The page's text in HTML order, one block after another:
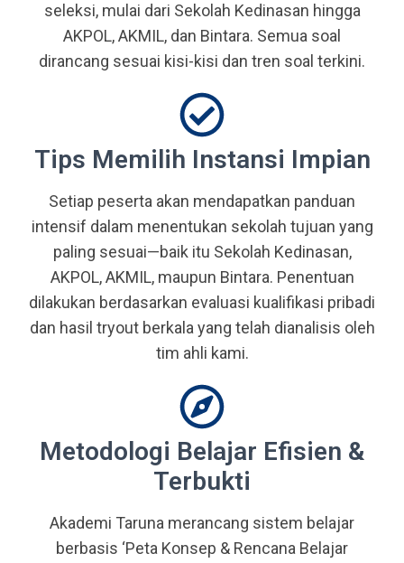
seleksi, mulai dari Sekolah Kedinasan hingga
AKPOL, AKMIL, dan Bintara. Semua soal
dirancang sesuai kisi-kisi dan tren soal terkini.
Tips Memilih Instansi Impian
Setiap peserta akan mendapatkan panduan
intensif dalam menentukan sekolah tujuan yang
paling sesuai—baik itu Sekolah Kedinasan,
AKPOL, AKMIL, maupun Bintara. Penentuan
dilakukan berdasarkan evaluasi kualifikasi pribadi
dan hasil tryout berkala yang telah dianalisis oleh
tim ahli kami.
Metodologi Belajar Efisien &
Terbukti
Akademi Taruna merancang sistem belajar
berbasis ‘Peta Konsep & Rencana Belajar